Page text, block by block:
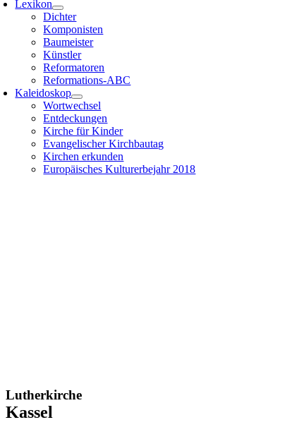
Lexikon
Dichter
Komponisten
Baumeister
Künstler
Reformatoren
Reformations-ABC
Kaleidoskop
Wortwechsel
Entdeckungen
Kirche für Kinder
Evangelischer Kirchbautag
Kirchen erkunden
Europäisches Kulturerbejahr 2018
Lutherkirche
Kassel